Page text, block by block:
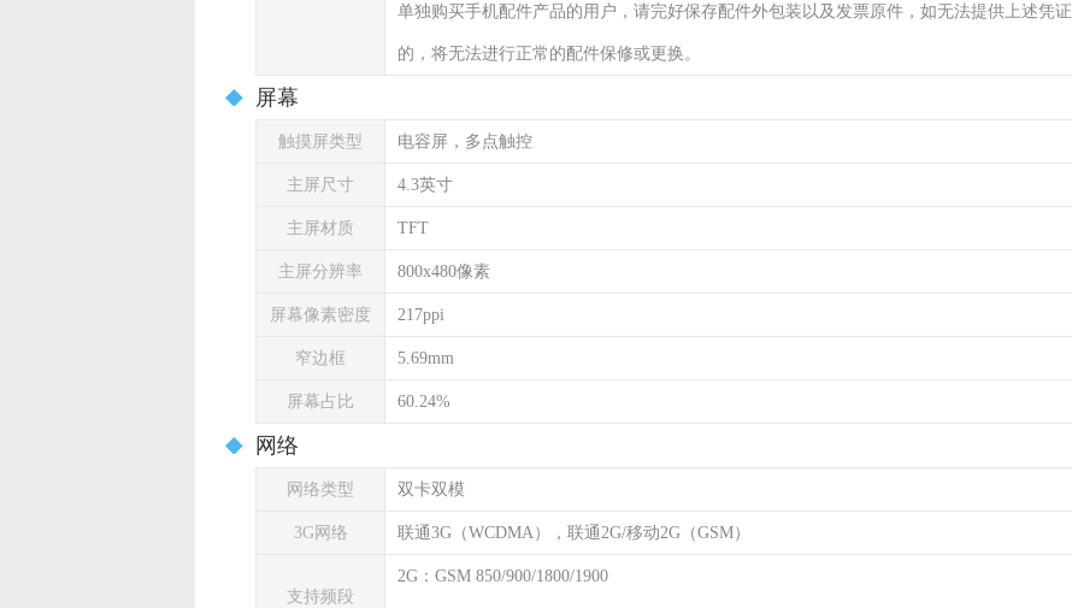
单独购买手机配件产品的用户，请完好保存配件外包装以及发票原件，如无法提供上述凭证
的，将无法进行正常的配件保修或更换。
屏幕
触摸屏类型 电容屏，多点触控
主屏尺寸 4.3英寸
主屏材质 TFT
主屏分辨率 800x480像素
屏幕像素密度 217ppi
窄边框 5.69mm
屏幕占比 60.24%
网络
网络类型 双卡双模
3G网络 联通3G（WCDMA），联通2G/移动2G（GSM）
支持频段
2G：GSM 850/900/1800/1900